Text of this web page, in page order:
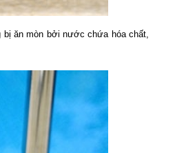
ăn mòn bởi nước chứa hóa chất,